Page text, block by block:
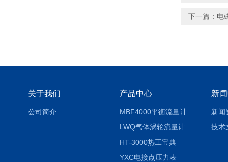
下一篇： 电
关于我们
公司简介
产品中心
MBF4000平衡流量计
LWQ气体涡轮流量计
HT-3000热工宝典
YXC电接点压力表
新
新闻
技术